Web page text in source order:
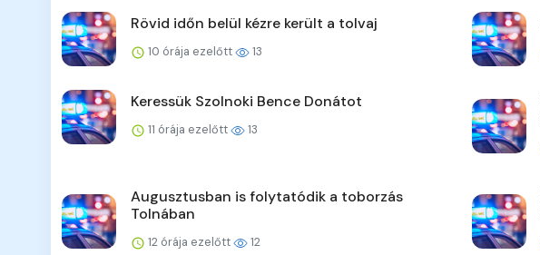
Rövid időn belül kézre került a tolvaj
10 órája ezelőtt 13
Keressük Szolnoki Bence Donátot
11 órája ezelőtt 13
Augusztusban is folytatódik a toborzás
Tolnában
12 órája ezelőtt 12